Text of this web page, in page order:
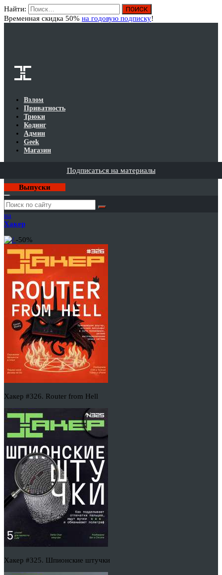
Найти:
Временная скидка 50% на годовую подписку!
Взлом
Приватность
Трюки
Кодинг
Админ
Geek
Магазин
Подписаться на материалы
Выпуски
Годовая
подписка
на
Хакер
-50%
Хакер #326. Router from Hell
Хакер #325. Шпионские штучки